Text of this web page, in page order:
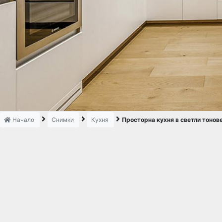
Начало Снимки Кухня Просторна кухня в светли